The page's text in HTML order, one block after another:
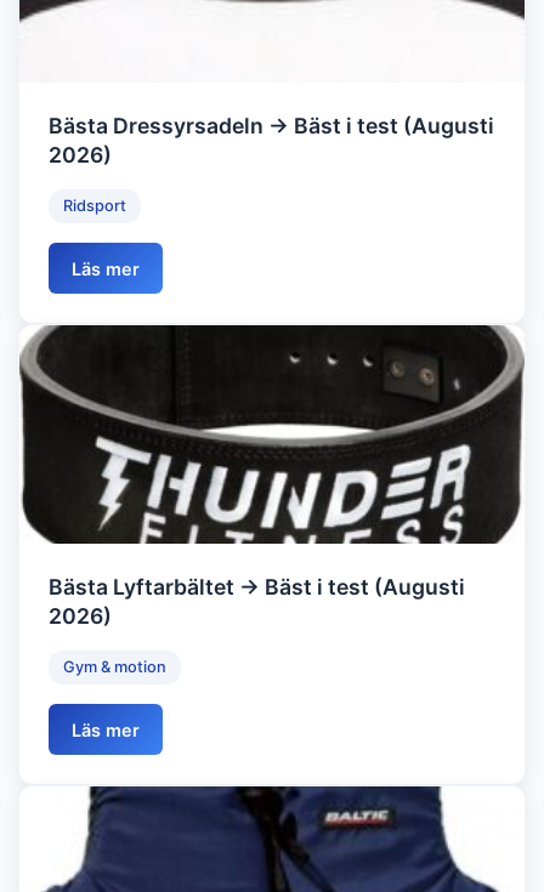
Bästa Dressyrsadeln → Bäst i test (Augusti
2026)
Ridsport
Läs mer
Bästa Lyftarbältet → Bäst i test (Augusti
2026)
Gym & motion
Läs mer